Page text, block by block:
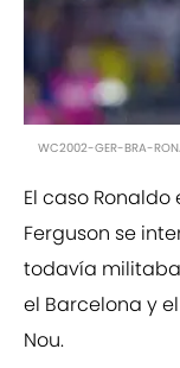
WC2002-GER-BRA-
El caso
Ferguson se
todavía militaba
el Barcelona y
Nou.